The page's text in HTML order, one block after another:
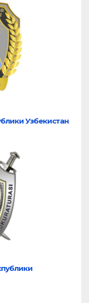
Узбекистан